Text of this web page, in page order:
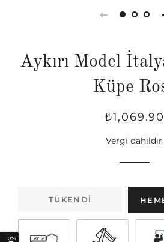
Aykırı Model
Küpe
Normal
Satış
₺1,069.90
Vergi dahildir.
TÜKENDI